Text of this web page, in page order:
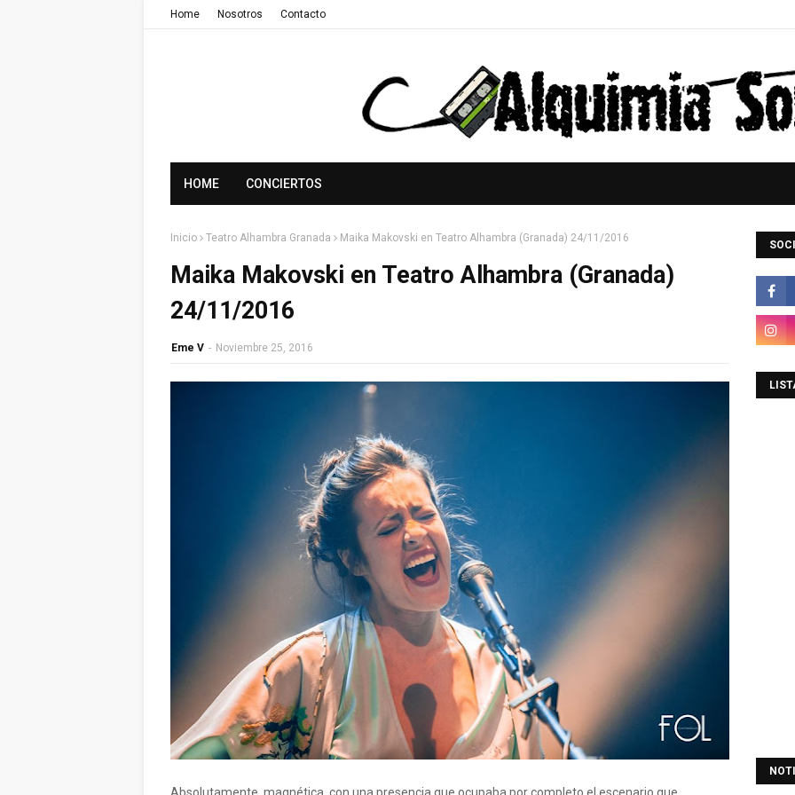
Home Nosotros Contacto
HOME CONCIERTOS
Inicio Teatro Alhambra Granada Maika Makovski en Teatro Alhambra (Granada) 24/11/2016
Maika Makovski en Teatro Alhambra (Granada)
24/11/2016
Eme V - Noviembre 25, 2016